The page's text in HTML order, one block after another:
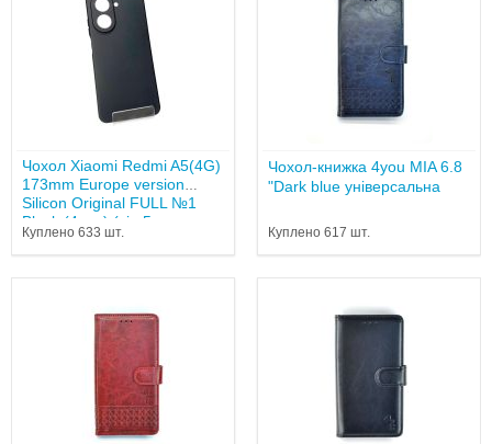
Чохол Xiaomi Redmi A5(4G)
173mm Europe version
Silicon Original FULL №1
Black (4you) (від 5...
Куплено 633 шт.
Чохол-книжка 4you MIA 6.8
"Dark blue універсальна
Куплено 617 шт.